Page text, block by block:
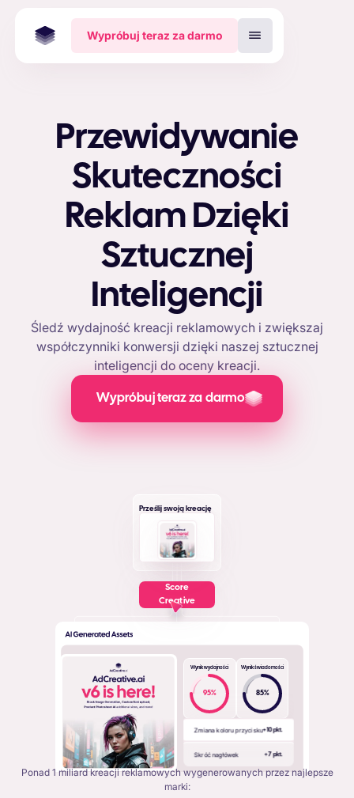
Wypróbuj teraz za darmo
Przewidywanie
Skuteczności
Reklam Dzięki
Sztucznej
Inteligencji
Śledź wydajność kreacji reklamowych i zwiększaj
współczynniki konwersji dzięki naszej sztucznej
inteligencji do oceny kreacji.
Wypróbuj teraz za darmo
Prześlij swoją kreację
Score
Creative
Wynik wydajności
95%
Wynik świadomości
85%
Zmiana koloru przycisku+ 10 pkt.
Skróć nagłówek + 7 pkt.
Ponad 1 miliard kreacji reklamowych wygenerowanych przez najlepsze
marki: